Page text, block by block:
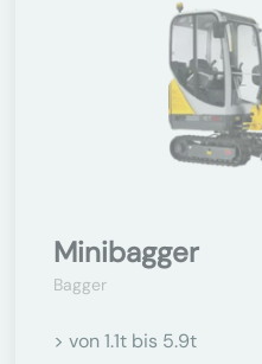
Minibagger
Bagger
> von 1.1t bis 5.9t